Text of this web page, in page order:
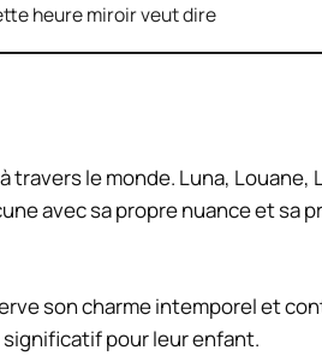
heure miroir veut dire
travers le monde. Luna, Louane,
avec sa propre nuance et sa
son charme intemporel et
pour leur enfant.